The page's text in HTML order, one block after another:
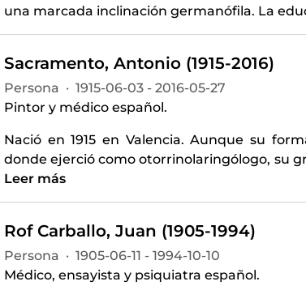
una marcada inclinación germanófila. La
Sacramento, Antonio (1915-2016)
Persona · 1915-06-03 - 2016-05-27
Pintor y médico español.
Nació en 1915 en Valencia. Aunque su
donde ejerció como otorrinolaringólogo, su
Leer más
Rof Carballo, Juan (1905-1994)
Persona · 1905-06-11 - 1994-10-10
Médico, ensayista y psiquiatra español.